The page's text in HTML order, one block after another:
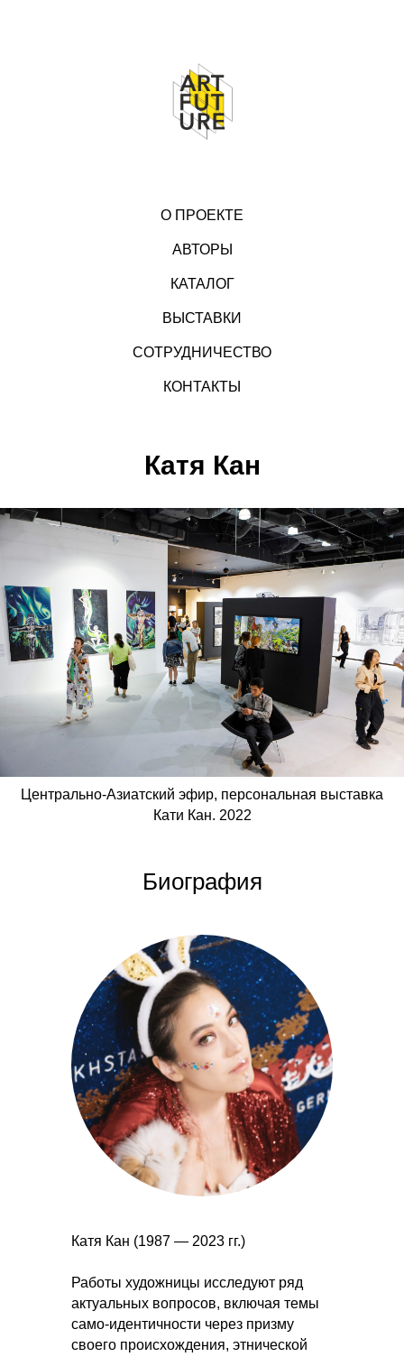
О ПРОЕКТЕ
АВТОРЫ
КАТАЛОГ
ВЫСТАВКИ
СОТРУДНИЧЕСТВО
КОНТАКТЫ
Катя Кан
Центрально-Азиатский эфир, персональная выставка
Кати Кан. 2022
Биография
Катя Кан (1987 — 2023 гг.)
Работы художницы исследуют ряд
актуальных вопросов, включая темы
само-идентичности через призму
своего происхождения, этнической